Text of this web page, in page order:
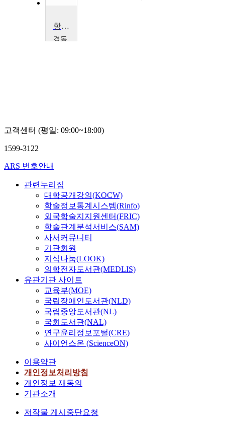
항공실무영어
경동
고객센터 (평일: 09:00~18:00)
1599-3122
ARS 번호안내
관련누리집
대학공개강의(KOCW)
학술정보통계시스템(Rinfo)
외국학술지지원센터(FRIC)
학술관계분석서비스(SAM)
사서커뮤니티
기관회원
지식나눔(LOOK)
의학전자도서관(MEDLIS)
유관기관 사이트
교육부(MOE)
국립장애인도서관(NLD)
국립중앙도서관(NL)
국회도서관(NAL)
연구윤리정보포털(CRE)
사이언스온 (ScienceON)
이용약관
개인정보처리방침
개인정보 재동의
기관소개
저작물 게시중단요청